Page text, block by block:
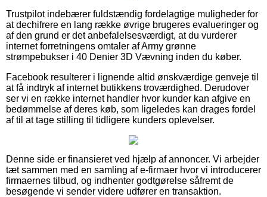
Trustpilot indebærer fuldstændig fordelagtige muligheder for
at dechifrere en lang række øvrige brugeres evalueringer og
af den grund er det anbefalelsesværdigt, at du vurderer
internet forretningens omtaler af Army grønne
strømpebukser i 40 Denier 3D Vævning inden du køber.
Facebook resulterer i lignende altid ønskværdige genveje til
at få indtryk af internet butikkens troværdighed. Derudover
ser vi en række internet handler hvor kunder kan afgive en
bedømmelse af deres køb, som ligeledes kan drages fordel
af til at tage stilling til tidligere kunders oplevelser.
Denne side er finansieret ved hjælp af annoncer. Vi arbejder
tæt sammen med en samling af e-firmaer hvor vi introducerer
firmaernes tilbud, og indhenter godtgørelse såfremt de
besøgende vi sender videre udfører en transaktion.